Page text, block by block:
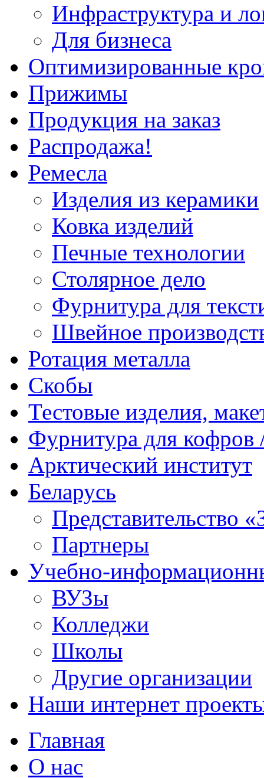
Инфраструктура и
Для бизнеса
Оптимизированные
Прижимы
Продукция на заказ
Распродажа!
Ремесла
Изделия из керамики
Ковка изделий
Печные технологии
Столярное дело
Фурнитура для
Швейное
Ротация металла
Скобы
Тестовые изделия,
Фурнитура для кофров
Арктический институт
Беларусь
Представительство
Партнеры
Учебно-
ВУЗы
Колледжи
Школы
Другие организации
Наши интернет
Главная
О нас